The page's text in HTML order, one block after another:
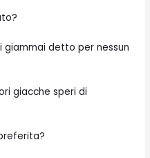
giammai detto per nessun
giacche speri di